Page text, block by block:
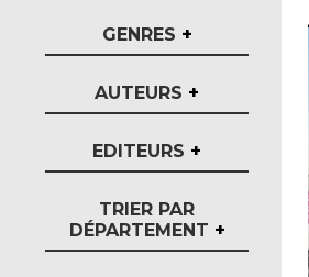
GENRES +
AUTEURS +
EDITEURS +
TRIER PAR
DÉPARTEMENT +